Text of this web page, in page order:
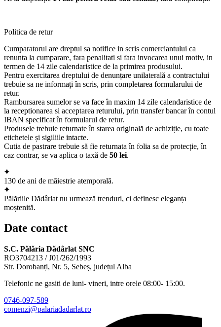
Politica de retur
Cumparatorul are dreptul sa notifice in scris comerciantului ca
renunta la cumparare, fara penalitati si fara invocarea unui motiv, in
termen de 14 zile calendaristice de la primirea produsului.
Pentru exercitarea dreptului de denunțare unilaterală a contractului
trebuie sa ne informați în scris, prin completarea formularului de
retur.
Rambursarea sumelor se va face în maxim 14 zile calendaristice de
la receptionarea si acceptarea returului, prin transfer bancar în contul
IBAN specificat în formularul de retur.
Produsele trebuie returnate în starea originală de achiziție, cu toate
etichetele și sigiliile intacte.
Cutia de pastrare trebuie să fie returnata în folia sa de protecție, în
caz contrar, se va aplica o taxă de 50 lei.
130 de ani de măiestrie atemporală.
Pălăriile Dădârlat nu urmează trenduri, ci definesc eleganța
moștenită.
Date contact
S.C. Pălăria Dădârlat SNC
RO3704213 / J01/262/1993
Str. Dorobanți, Nr. 5, Sebeș, județul Alba
Telefonic ne gasiti de luni- vineri, intre orele 08:00- 15:00.
0746-097-589
comenzi@palariadadarlat.ro